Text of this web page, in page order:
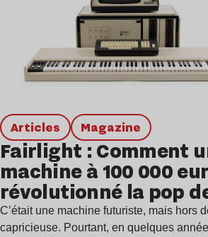
Articles magazine
Fairlight : Comment
machine à 100 000
révolutionné la pop
années 1980 ?
C’était une machine futuriste, mais hors
capricieuse. Pourtant, en quelques